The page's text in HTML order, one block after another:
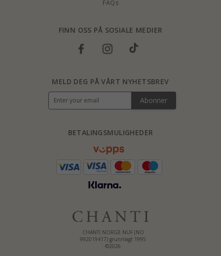
FAQs
FINN OSS PÅ SOSIALE MEDIER
CHANTI NORGE NUF (NO
992019417) grunnlagt 1995
©2026
BETALINGSMULIGHEDER
MELD DEG PÅ VÅRT NYHETSBREV
Abonner